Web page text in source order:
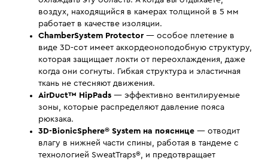
воздух, находящийся в камерах толщиной в 5 мм
работает в качестве изоляции.
ChamberSystem Protector— особое плетение в
виде 3D-сот имеет аккордеоноподобную структуру,
которая защищает локти от переохлаждения, даже
когда они согнуты. Гибкая структура и эластичная
ткань не стесняют движения.
AirDuct™ HipPads — эффективно вентилируемые
зоны, которые распределяют давление пояса
рюкзака.
3D-BionicSphere® System на пояснице — отводит
влагу в нижней части спины, работая в тандеме с
технологией SweatTraps®, и предотвращает